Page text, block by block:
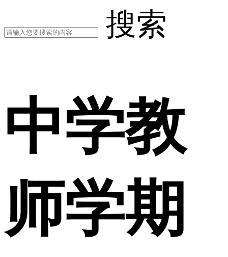
搜索
中学教
师学期